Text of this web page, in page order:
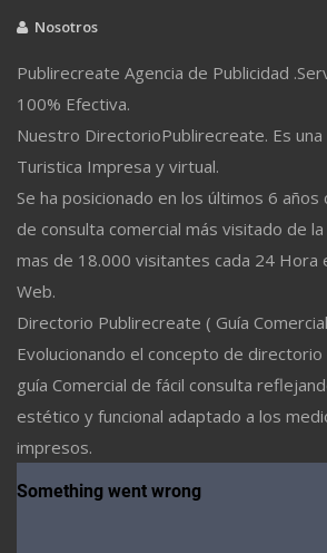
Nosotros
Publirecreate Agencia de Publicidad
100% Efectiva.
Nuestro DirectorioPublirecreate. Es una
Turistica Impresa y virtual.
Se ha posicionado en los últimos 6
de consulta comercial más visitado de
mas de 18.000 visitantes cada 24 Hora
Web.
Directorio Publirecreate ( Guía
Evolucionando el concepto de directorio
guía Comercial de fácil consulta
estético y funcional adaptado a los
impresos.